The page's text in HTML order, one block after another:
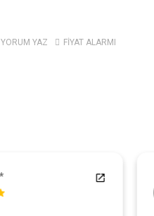
YORUM YAZ FİYAT ALARMI